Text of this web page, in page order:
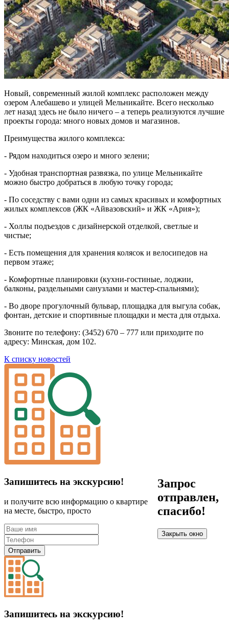
Новый, современный жилой комплекс расположен между
озером Алебашево и улицей Мельникайте. Всего несколько
лет назад здесь не было ничего – а теперь реализуются лучшие
проекты города: много новых домов и магазинов.
Преимущества жилого комплекса:
- Рядом находиться озеро и много зелени;
- Удобная транспортная развязка, по улице Мельникайте
можно быстро добраться в любую точку города;
- По соседству с вами одни из самых красивых и комфортных
жилых комплексов (ЖК «Айвазовский» и ЖК «Ария»);
- Холлы подъездов с дизайнерской отделкой, светлые и
чистые;
- Есть помещения для хранения колясок и велосипедов на
первом этаже;
- Комфортные планировки (кухни-гостиные, лоджии,
балконы, раздельными санузлами и мастер-спальнями);
- Во дворе прогулочный бульвар, площадка для выгула собак,
фонтан, детские и спортивные площадки и места для отдыха.
Звоните по телефону: (3452) 670 – 777 или приходите по
адресу: Минская, дом 102.
К списку новостей
Запишитесь на экскурсию!
и получите всю информацию о квартире
на месте, быстро, просто
Отправить
Запрос
отправлен,
спасибо!
Закрыть окно
Запишитесь на экскурсию!